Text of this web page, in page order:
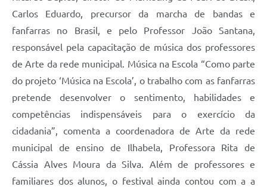
Carlos Eduardo, precursor da marcha de bandas e
fanfarras no Brasil, e pelo Professor João Santana,
responsável pela capacitação de música dos professores
de Arte da rede municipal. Música na Escola “Como parte
do projeto ‘Música na Escola’, o trabalho com as fanfarras
pretende desenvolver o sentimento, habilidades e
competências indispensáveis para o exercício da
cidadania”, comenta a coordenadora de Arte da rede
municipal de ensino de Ilhabela, Professora Rita de
Cássia Alves Moura da Silva. Além de professores e
familiares dos alunos, o festival ainda contou com a a